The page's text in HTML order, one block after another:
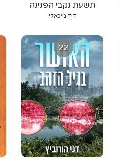
תשעת נקבי הפנינה
דוד מיכאלי
22